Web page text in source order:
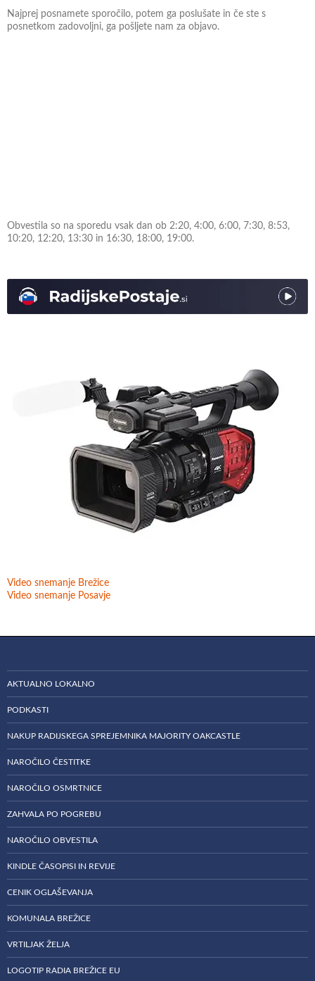
Najprej posnamete sporočilo, potem ga poslušate in če ste s
posnetkom zadovoljni, ga pošljete nam za objavo.
Obvestila so na sporedu vsak dan ob 2:20, 4:00, 6:00, 7:30, 8:53,
10:20, 12:20, 13:30 in 16:30, 18:00, 19:00.
Video snemanje Brežice
Video snemanje Posavje
AKTUALNO LOKALNO
PODKASTI
NAKUP RADIJSKEGA SPREJEMNIKA MAJORITY OAKCASTLE
NAROČILO ČESTITKE
NAROČILO OSMRTNICE
ZAHVALA PO POGREBU
NAROČILO OBVESTILA
KINDLE ČASOPISI IN REVIJE
CENIK OGLAŠEVANJA
KOMUNALA BREŽICE
VRTILJAK ŽELJA
LOGOTIP RADIA BREŽICE EU